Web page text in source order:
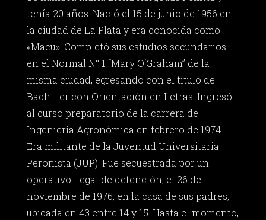
tenía 20 años. Nació el 15 de junio de 1956 en
la ciudad de La Plata y era conocida como
«Macu». Completó sus estudios secundarios
en el Normal N° 1 “Mary O´Graham” de la
misma ciudad, egresando con el título de
Bachiller con Orientación en Letras. Ingresó
al curso preparatorio de la carrera de
Ingeniería Agronómica en febrero de 1974.
Era militante de la Juventud Universitaria
Peronista (JUP). Fue secuestrada por un
operativo ilegal de detención, el 26 de
noviembre de 1976, en la casa de sus padres,
ubicada en 43 entre 14 y 15. Hasta el momento,